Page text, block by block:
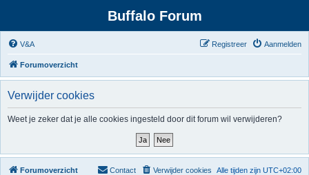
Buffalo Forum
V&A Aanmelden
Registreer
Forumoverzicht
Verwijder cookies
Weet je zeker dat je alle cookies ingesteld door dit forum wil verwijderen?
Forumoverzicht Alle tijden zijn UTC+02:00
Verwijder cookies
Contact